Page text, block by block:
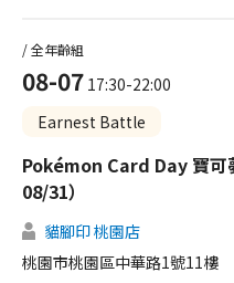
08-07 17:30-22:00
Earnest Battle
/ 全年齡組
Pokémon Card Day 寶可
08/31）
貓腳印 桃園店
桃園市桃園區中華路1號11樓